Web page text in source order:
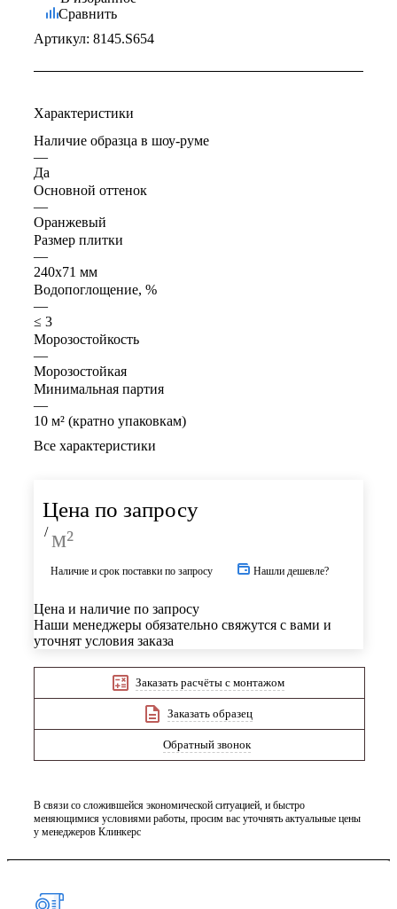
Сравнить
Артикул: 8145.S654
Характеристики
Наличие образца в шоу-руме
—
Да
Основной оттенок
—
Оранжевый
Размер плитки
—
240x71 мм
Водопоглощение, %
—
≤ 3
Морозостойкость
—
Морозостойкая
Минимальная партия
—
10 м² (кратно упаковкам)
Все характеристики
Цена по запросу
/ м²
Наличие и срок поставки по запросу Нашли дешевле?
Цена и наличие по запросу
Наши менеджеры обязательно свяжутся с вами и
уточнят условия заказа
Заказать расчёты с монтажом
Заказать образец
Обратный звонок
В связи со сложившейся экономической ситуацией, и быстро
меняющимися условиями работы, просим вас уточнять актуальные цены
у менеджеров Клинкерс